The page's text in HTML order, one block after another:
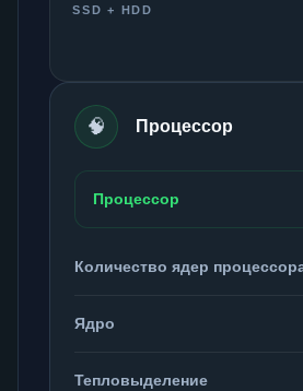
SSD + HDD
🧠 Процессор
Процессор
Количество ядер
Ядро
Тепловыделение